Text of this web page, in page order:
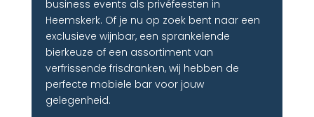
business events als privéfeesten in
Heemskerk. Of je nu op zoek bent naar een
exclusieve wijnbar, een sprankelende
bierkeuze of een assortiment van
verfrissende frisdranken, wij hebben de
perfecte mobiele bar voor jouw
gelegenheid.